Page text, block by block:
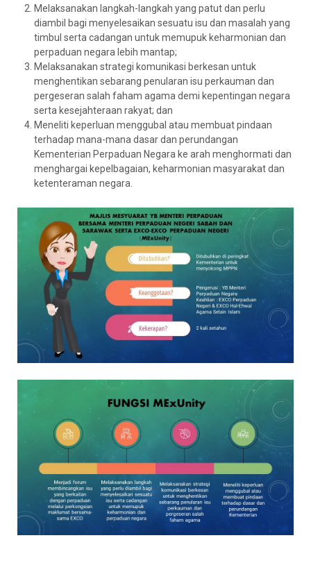
Melaksanakan langkah-langkah yang patut dan perlu
diambil bagi menyelesaikan sesuatu isu dan masalah yang
timbul serta cadangan untuk memupuk keharmonian dan
perpaduan negara lebih mantap;
Melaksanakan strategi komunikasi berkesan untuk
menghentikan sebarang penularan isu perkauman dan
pergeseran salah faham agama demi kepentingan negara
serta kesejahteraan rakyat; dan
Meneliti keperluan menggubal atau membuat pindaan
terhadap mana-mana dasar dan perundangan
Kementerian Perpaduan Negara ke arah menghormati dan
menghargai kepelbagaian, keharmonian masyarakat dan
ketenteraman negara.